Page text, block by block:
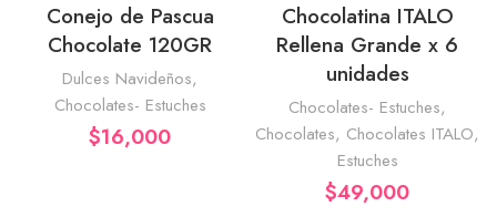
Conejo de Pascua
Chocolate 120GR
Dulces Navideños,
Chocolates- Estuches
$16,000
Chocolatina ITALO
Rellena Grande x 6
unidades
Chocolates- Estuches,
Chocolates, Chocolates ITALO,
Estuches
$49,000